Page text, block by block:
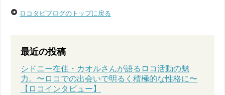
ロコタビブログのトップに戻る
最近の投稿
シドニー在住・カオルさんが語るロコ活動の魅
力。〜ロコでの出会いで明るく積極的な性格に〜
【ロコインタビュー】